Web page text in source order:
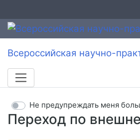
Всероссийская научно-
Переход по
Не предупреждать меня